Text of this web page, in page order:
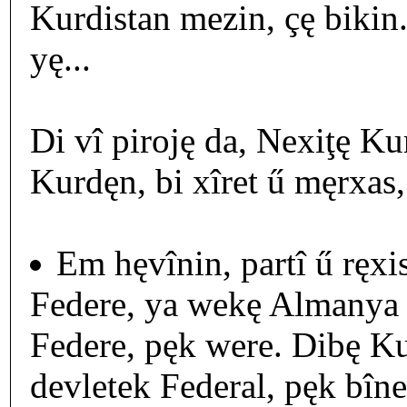
Kurdistan mezin, çę
yę...
Di vî piroję da, Nexiţę
Kurdęn, bi xîret ű
Em hęvînin, partî ű
Federe, ya wekę
Federe, pęk were. Dibę
devletek Federal, pęk